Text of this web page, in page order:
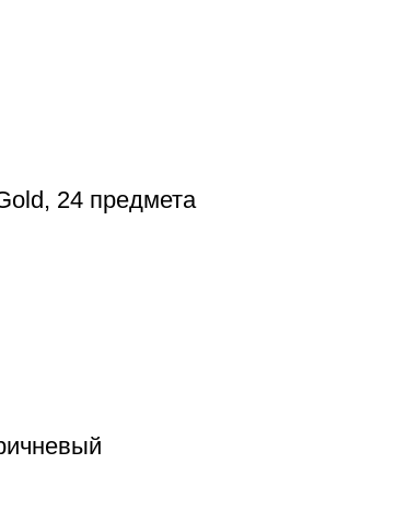
24 предмета